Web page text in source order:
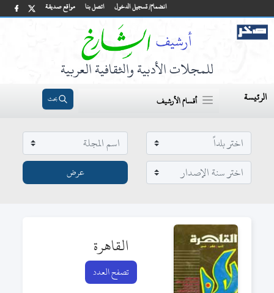
مواقع صديقة اتصل بنا انضمام/ تسجيل الدخول
للمجلات الأدبية والثقافية العربية
الرئيسة أقسام الأرشيف بحث
القاهرة
تصفح العدد